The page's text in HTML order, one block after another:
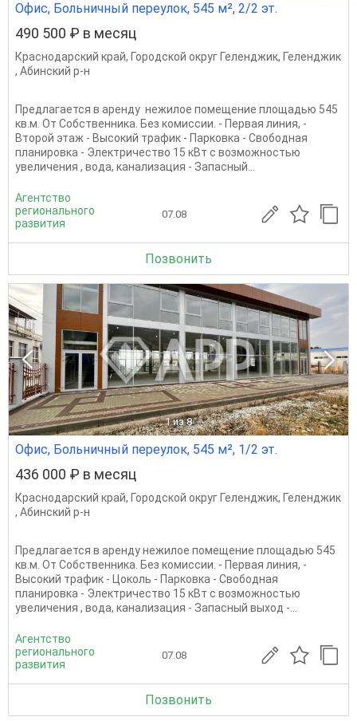
Офис, Больничный переулок, 545 м², 2/2 эт.
490 500 ₽ в месяц
Краснодарский край, Городской округ Геленджик, Геленджик
, Абинский р-н
Предлагается в аренду нежилое помещение площадью 545
кв.м. От Собственника. Без комиссии. - Первая линия, -
Второй этаж - Высокий трафик - Парковка - Свободная
планировка - Электричество 15 кВт с возможностью
увеличения , вода, канализация - Запасный...
Агентство
регионального
развития
07.08
Позвонить
1 из 8
Офис, Больничный переулок, 545 м², 1/2 эт.
436 000 ₽ в месяц
Краснодарский край, Городской округ Геленджик, Геленджик
, Абинский р-н
Предлагается в аренду нежилое помещение площадью 545
кв.м. От Собственника. Без комиссии. - Первая линия, -
Высокий трафик - Цоколь - Парковка - Свободная
планировка - Электричество 15 кВт с возможностью
увеличения , вода, канализация - Запасный выход -...
Агентство
регионального
развития
07.08
Позвонить